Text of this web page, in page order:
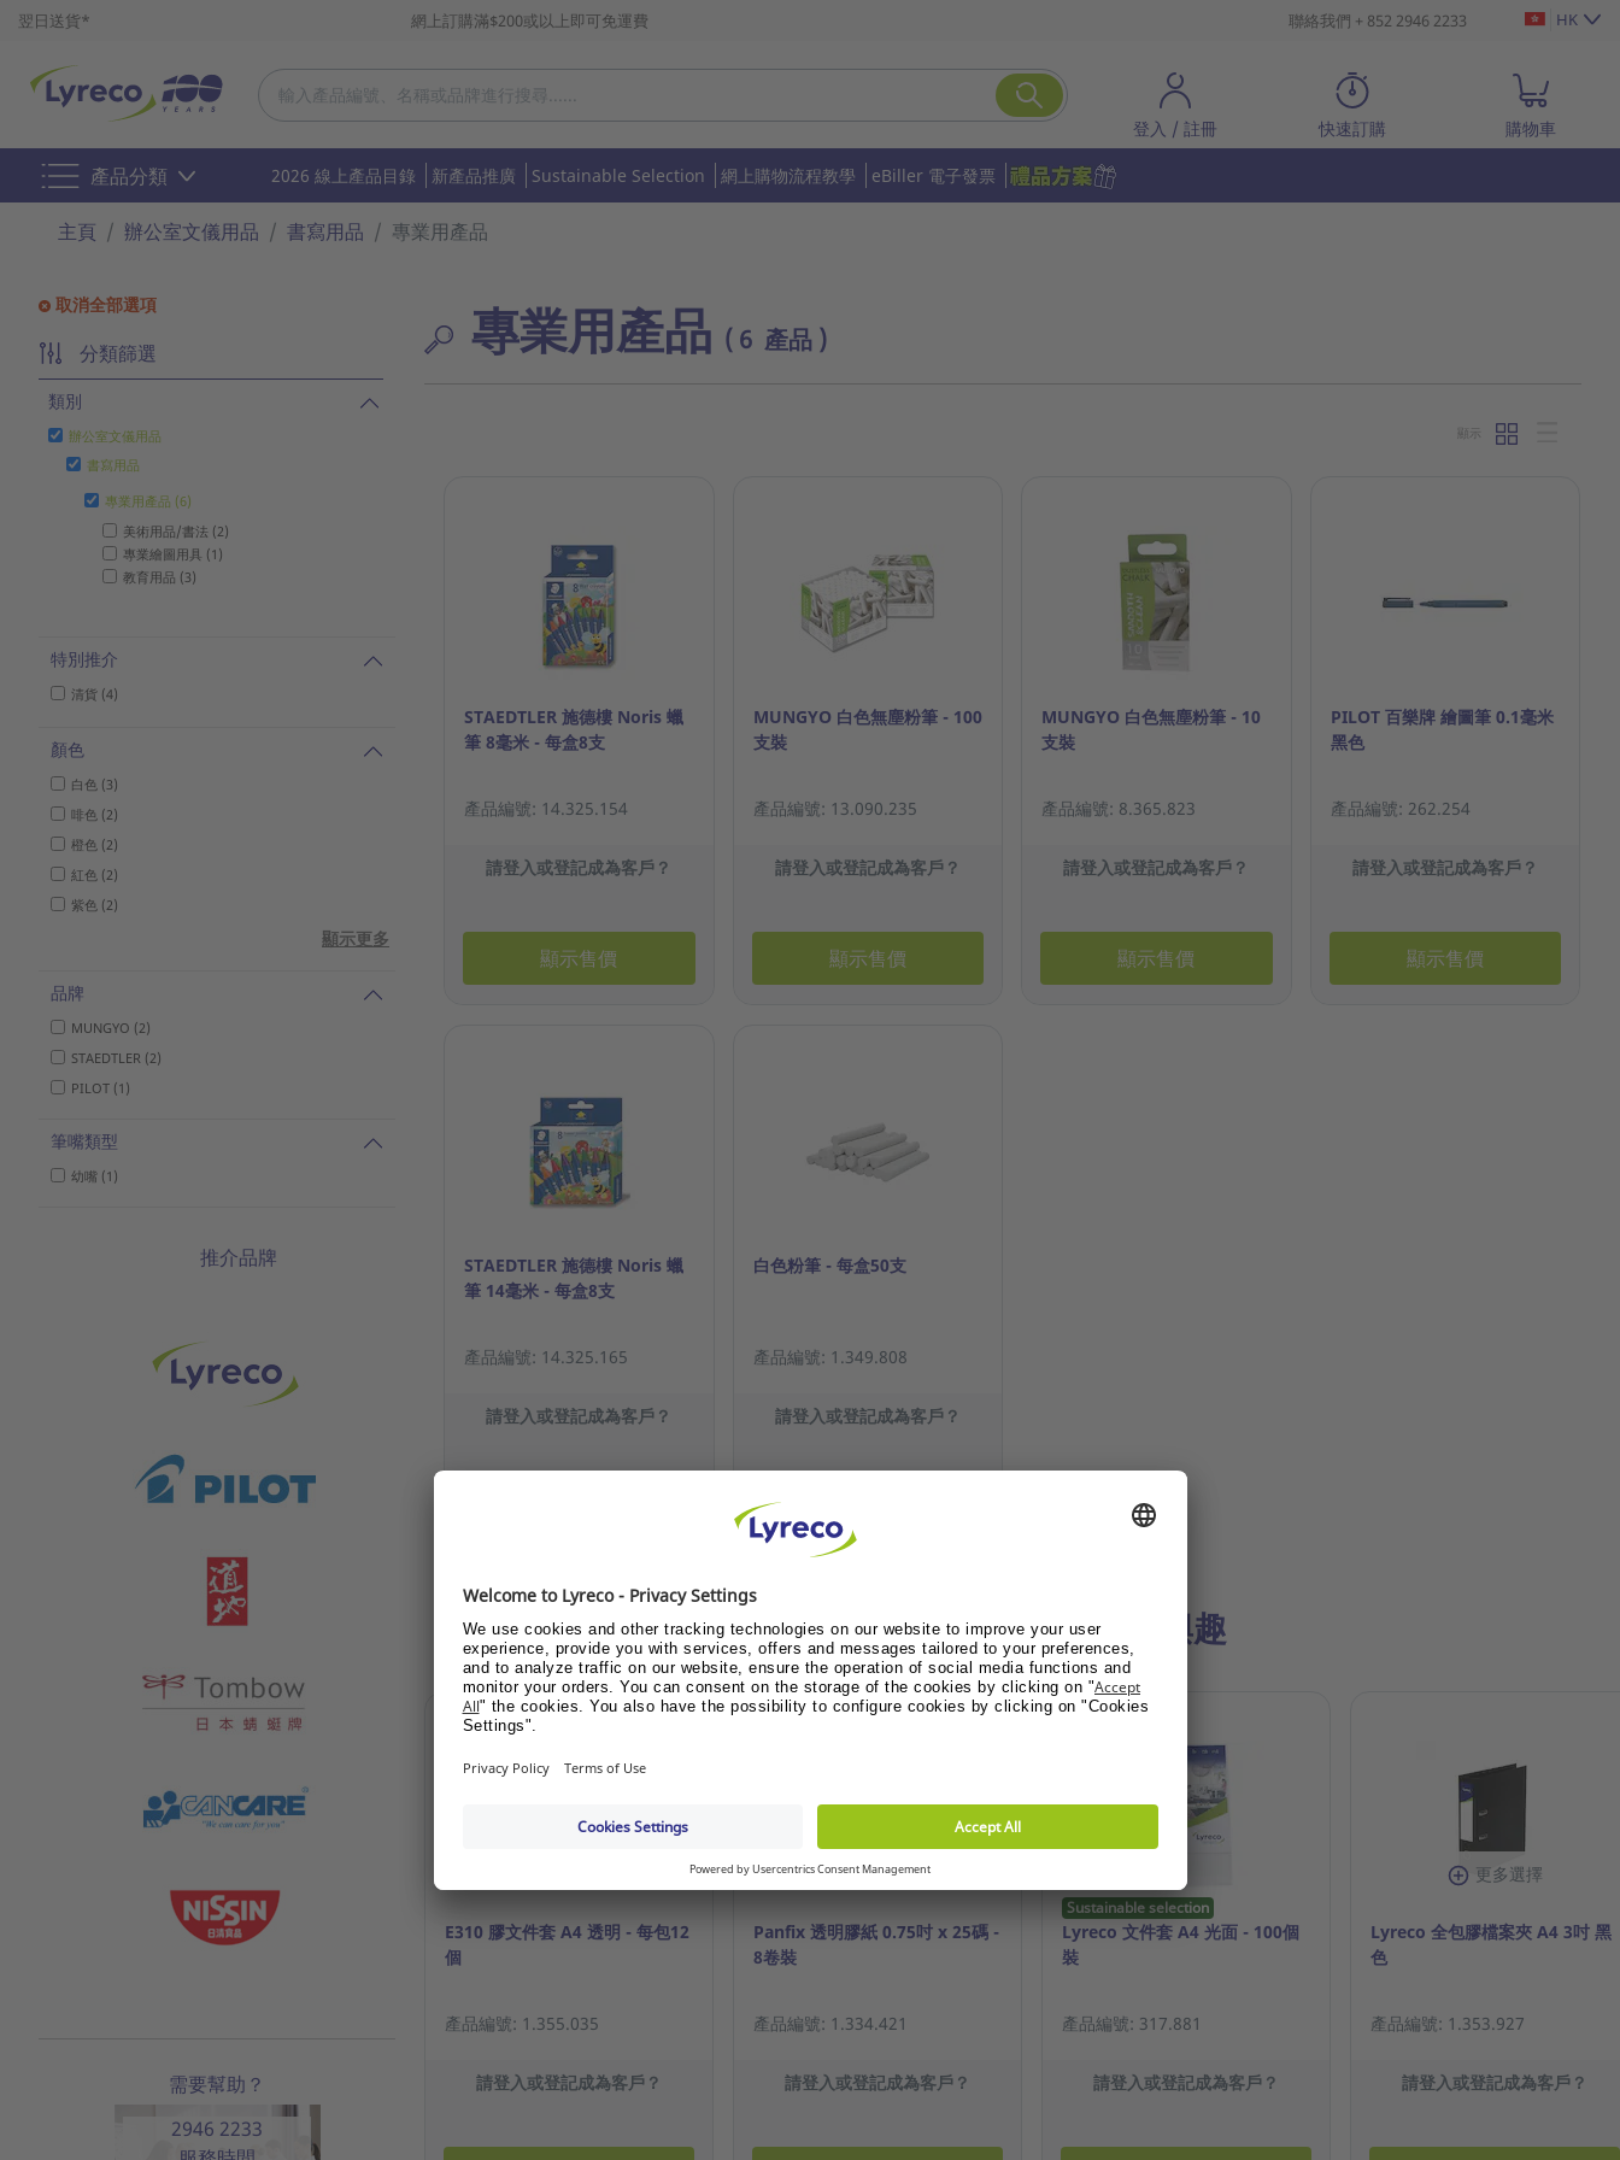
翌日送貨* 網上訂購滿$200或以上即可免運費 聯絡我們 + 852 2946 2233 HK
登入 / 註冊 快速訂購 購物車
產品分類 2026 線上產品目錄 新產品推廣 Sustainable Selection 網上購物流程教學 eBiller 電子發票
主頁 辦公室文儀用品 書寫用品 專業用產品
取消全部選項
分類篩選
類別
辦公室文儀用品
書寫用品
專業用產品 (6)
美術用品/書法 (2)
專業繪圖用具 (1)
教育用品 (3)
特別推介
清貨 (4)
顏色
白色 (3)
啡色 (2)
橙色 (2)
紅色 (2)
紫色 (2)
顯示更多
品牌
MUNGYO (2)
STAEDTLER (2)
PILOT (1)
筆嘴類型
幼嘴 (1)
推介品牌
需要幫助？
2946 2233
專業用產品 ( 6 產品 )
顯示
STAEDTLER 施德樓 Noris 蠟
筆 8毫米 - 每盒8支
產品編號: 14.325.154
請登入或登記成為客戶？
顯示售價
MUNGYO 白色無塵粉筆 - 100
支裝
產品編號: 13.090.235
請登入或登記成為客戶？
顯示售價
MUNGYO 白色無塵粉筆 - 10
支裝
產品編號: 8.365.823
請登入或登記成為客戶？
顯示售價
PILOT 百樂牌 繪圖筆 0.1毫米
黑色
產品編號: 262.254
請登入或登記成為客戶？
顯示售價
STAEDTLER 施德樓 Noris 蠟
筆 14毫米 - 每盒8支
產品編號: 14.325.165
請登入或登記成為客戶？
白色粉筆 - 每盒50支
產品編號: 1.349.808
請登入或登記成為客戶？
你可能對以下產品感興趣
E310 膠文件套 A4 透明 - 每包12
個
產品編號: 1.355.035
請登入或登記成為客戶？
Panfix 透明膠紙 0.75吋 x 25碼 -
8卷裝
產品編號: 1.334.421
請登入或登記成為客戶？
Sustainable selection
Lyreco 文件套 A4 光面 - 100個
裝
產品編號: 317.881
請登入或登記成為客戶？
更多選擇
Lyreco 全包膠檔案夾 A4 3吋 黑
色
產品編號: 1.353.927
請登入或登記成為客戶？